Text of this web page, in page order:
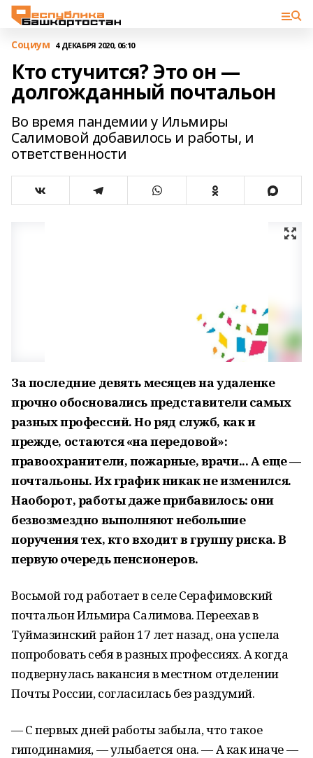
Cоциум 4 ДЕКАБРЯ 2020, 06:10
Кто стучится? Это он —
долгожданный почтальон
Во время пандемии у Ильмиры
Салимовой добавилось и работы, и
ответственности
За последние девять месяцев на удаленке
прочно обосновались представители самых
разных профессий. Но ряд служб, как и
прежде, остаются «на передовой»:
правоохранители, пожарные, врачи... А еще —
почтальоны. Их график никак не изменился.
Наоборот, работы даже прибавилось: они
безвозмездно выполняют небольшие
поручения тех, кто входит в группу риска. В
первую очередь пенсионеров.
Восьмой год работает в селе Серафимовский
почтальон Ильмира Салимова. Переехав в
Туймазинский район 17 лет назад, она успела
попробовать себя в разных профессиях. А когда
подвернулась вакансия в местном отделении
Почты России, согласилась без раздумий.
— С первых дней работы забыла, что такое
гиподинамия, — улыбается она. — А как иначе —